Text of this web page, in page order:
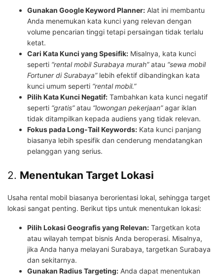
Gunakan Google Keyword Planner: Alat ini membantu
Anda menemukan kata kunci yang relevan dengan
volume pencarian tinggi tetapi persaingan tidak terlalu
ketat.
Cari Kata Kunci yang Spesifik: Misalnya, kata kunci
seperti “rental mobil Surabaya murah”atau “sewa mobil
Fortuner di Surabaya”lebih efektif dibandingkan kata
kunci umum seperti “rental mobil.”
Pilih Kata Kunci Negatif: Tambahkan kata kunci negatif
seperti “gratis”atau “lowongan pekerjaan”agar iklan
tidak ditampilkan kepada audiens yang tidak relevan.
Fokus pada Long-Tail Keywords: Kata kunci panjang
biasanya lebih spesifik dan cenderung mendatangkan
pelanggan yang serius.
2. Menentukan Target Lokasi
Usaha rental mobil biasanya berorientasi lokal, sehingga target
lokasi sangat penting. Berikut tips untuk menentukan lokasi:
Pilih Lokasi Geografis yang Relevan: Targetkan kota
atau wilayah tempat bisnis Anda beroperasi. Misalnya,
jika Anda hanya melayani Surabaya, targetkan Surabaya
dan sekitarnya.
Gunakan Radius Targeting: Anda dapat menentukan